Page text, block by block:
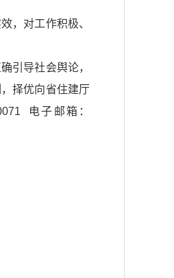
，对工作积极、
引导社会舆论，
择优向省住建厅
电子邮箱：